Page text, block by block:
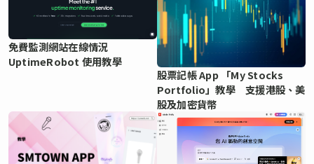
免費監測網站在線情況
UptimeRobot 使用教學
股票記帳 App 「My Stocks
Portfolio」教學 支援港股、美
股及加密貨幣